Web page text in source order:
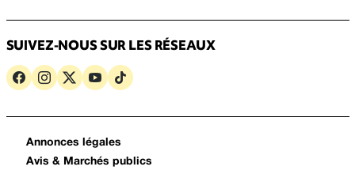
SUIVEZ-NOUS SUR LES RÉSEAUX
Annonces légales
Avis & Marchés publics